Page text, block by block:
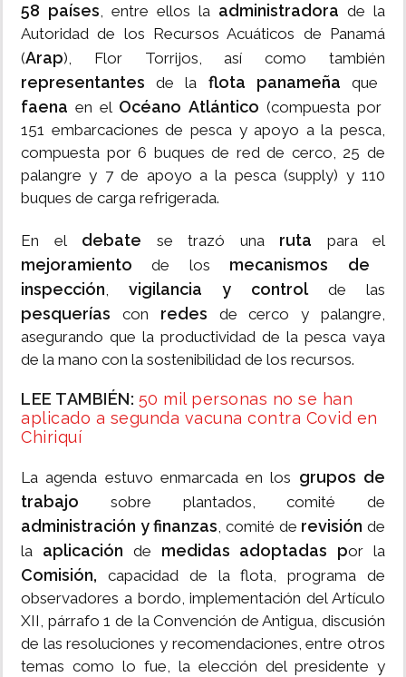
58 países, entre ellos la administradora de la
Autoridad de los Recursos Acuáticos de Panamá
(Arap), Flor Torrijos, así como también
representantes de la flota panameña que
faenaen el Océano Atlántico (compuesta por
151 embarcaciones de pesca y apoyo a la pesca,
compuesta por 6 buques de red de cerco, 25 de
palangre y 7 de apoyo a la pesca (supply) y 110
buques de carga refrigerada.
En el debate se trazó una ruta para el
mejoramiento de los mecanismos de
inspección, vigilancia y controlde las
pesquerías con redes de cerco y palangre,
asegurando que la productividad de la pesca vaya
de la mano con la sostenibilidad de los recursos.
LEE TAMBIÉN: 50 mil personas no se han
aplicado a segunda vacuna contra Covid en
Chiriquí
La agenda estuvo enmarcada en los grupos de
trabajo sobre plantados, comité de
administración y finanzas, comité de revisiónde
la aplicación de medidas adoptadas por la
Comisión, capacidad de la flota, programa de
observadores a bordo, implementación del Artículo
XII, párrafo 1 de la Convención de Antigua, discusión
de las resoluciones y recomendaciones, entre otros
temas como lo fue, la elección del presidente y